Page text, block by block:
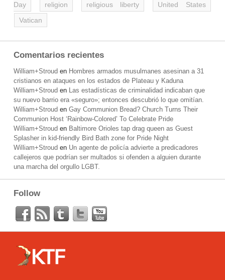
Day
religion religious liberty
United States
Vatican
Comentarios recientes
William+Stroud en Hombres armados musulmanes asesinan a 31
cristianos en ataques en los estados de Plateau y Kaduna
William+Stroud en Las estadísticas de criminalidad indicaban que
su nuevo barrio era «seguro»; entonces descubrió lo que omitían.
William+Stroud en Gay Communion Bread? Church Turns Their
Communion Host ‘Rainbow-Colored’ To Celebrate Pride
William+Stroud en Baltimore Orioles tap drag queen as Guest
Splasher in kid-friendly Bird Bath zone for Pride Night
William+Stroud en Un agente de policía advierte a predicadores
callejeros que podrían ser multados si ofenden a alguien durante
una marcha del orgullo LGBT.
Follow